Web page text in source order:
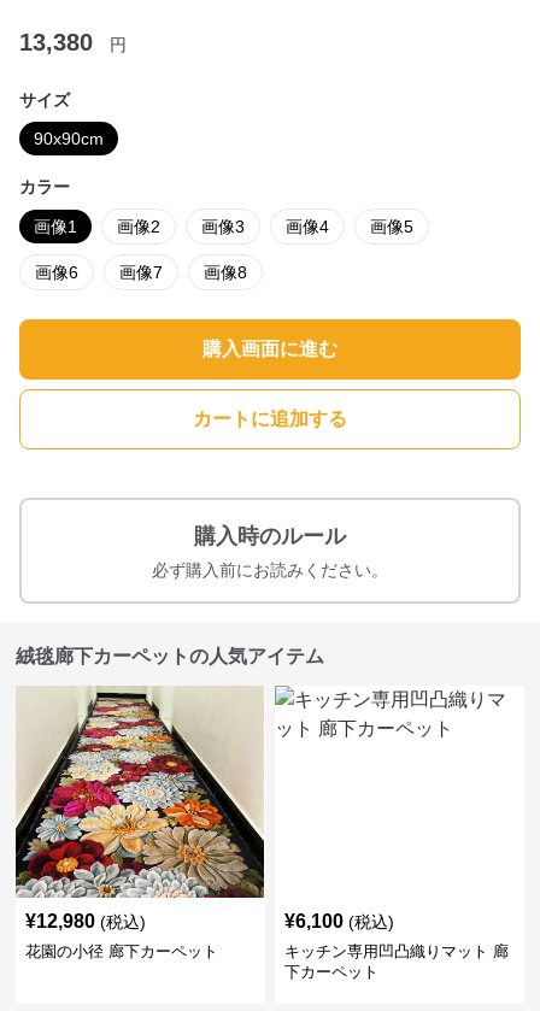
13,380 円
サイズ
90x90cm
カラー
画像1 画像2 画像3 画像4 画像5
画像6 画像7 画像8
購入画面に進む
カートに追加する
購入時のルール
必ず購入前にお読みください。
絨毯廊下カーペットの人気アイテム
¥12,980 (税込)
花園の小径 廊下カーペット
¥6,100 (税込)
キッチン専用凹凸織りマット 廊
下カーペット